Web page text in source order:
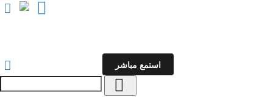
استمع مباشر